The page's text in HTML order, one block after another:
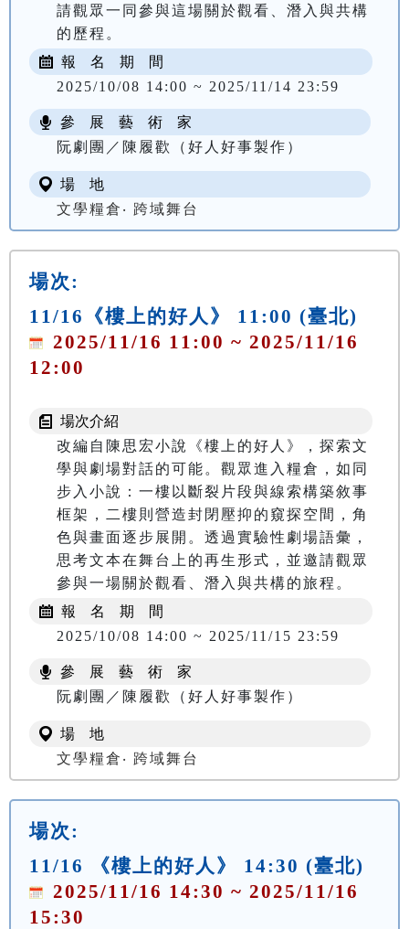
請觀眾一同參與這場關於觀看、潛入與共構
的歷程。
報 名 期 間
2025/10/08 14:00 ~ 2025/11/14 23:59
參 展 藝 術 家
阮劇團／陳履歡（好人好事製作）
場 地
文學糧倉‧ 跨域舞台
場次:
11/16《樓上的好人》 11:00 (臺北)
2025/11/16 11:00 ~ 2025/11/16
12:00
場次介紹
改編自陳思宏小說《樓上的好人》，探索文
學與劇場對話的可能。觀眾進入糧倉，如同
步入小說：一樓以斷裂片段與線索構築敘事
框架，二樓則營造封閉壓抑的窺探空間，角
色與畫面逐步展開。透過實驗性劇場語彙，
思考文本在舞台上的再生形式，並邀請觀眾
報 名 期 間
2025/10/08 14:00 ~ 2025/11/15 23:59
參 展 藝 術 家
阮劇團／陳履歡（好人好事製作）
場 地
文學糧倉‧ 跨域舞台
場次:
11/16 《樓上的好人》 14:30 (臺北)
2025/11/16 14:30 ~ 2025/11/16
15:30